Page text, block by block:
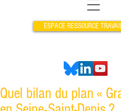
ESPACE RESSOURCE
Quel bilan du plan «